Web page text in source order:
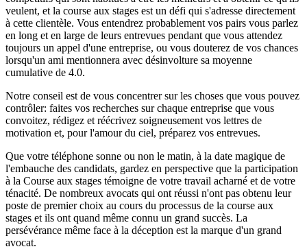
veulent, et la course aux stages est un défi qui s'adresse directement
à cette clientèle. Vous entendrez probablement vos pairs vous parlez
en long et en large de leurs entrevues pendant que vous attendez
toujours un appel d'une entreprise, ou vous douterez de vos chances
lorsqu'un ami mentionnera avec désinvolture sa moyenne
cumulative de 4.0.
Notre conseil est de vous concentrer sur les choses que vous pouvez
contrôler: faites vos recherches sur chaque entreprise que vous
convoitez, rédigez et réécrivez soigneusement vos lettres de
motivation et, pour l'amour du ciel, préparez vos entrevues.
Que votre téléphone sonne ou non le matin, à la date magique de
l'embauche des candidats, gardez en perspective que la participation
à la Course aux stages témoigne de votre travail acharné et de votre
ténacité. De nombreux avocats qui ont réussi n'ont pas obtenu leur
poste de premier choix au cours du processus de la course aux
stages et ils ont quand même connu un grand succès. La
persévérance même face à la déception est la marque d'un grand
avocat.